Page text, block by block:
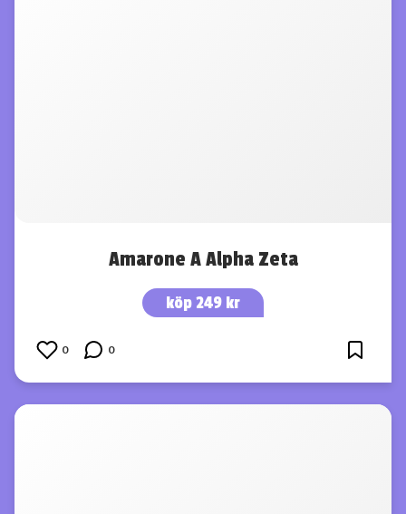
Amarone A Alpha Zeta
köp 249 kr
0 0